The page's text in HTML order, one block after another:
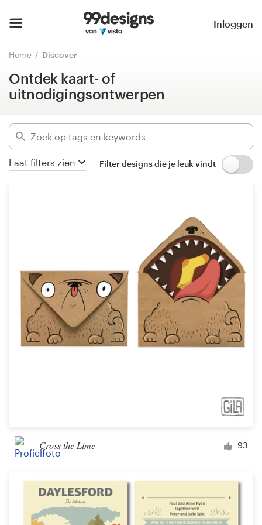
Inloggen
Home Discover
Ontdek kaart- of
uitnodigingsontwerpen
Laat filters zien Filter designs die je leuk vindt
Cross the Lime 93
Blader door categorieën
Hoe het werkt
Inspiratie
99designs Pro
1-op-1 projecten
Vind een designer
Ontdek inspiratie
Ontvang
ontwerp
Logo-ontwerp
Ontdek kaart- of
uitnodigingsontwerpen
kaart of uitnodiging
Categorieën
Bedrijfssectoren